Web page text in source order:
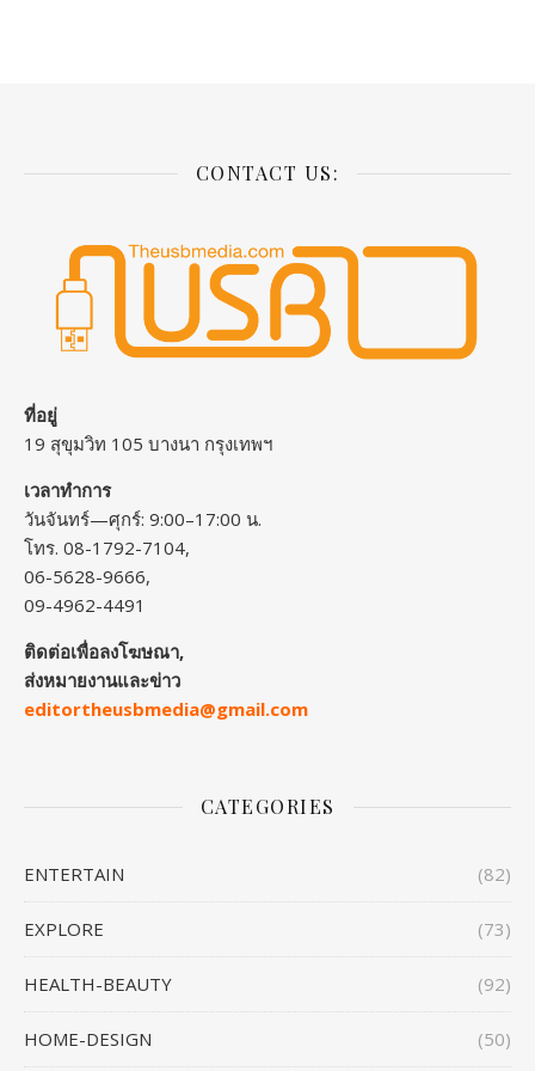
CONTACT US:
ที่อยู่
19 สุขุมวิท 105 บางนา กรุงเทพฯ
เวลาทำการ
วันจันทร์—ศุกร์: 9:00–17:00 น.
โทร. 08-1792-7104,
06-5628-9666,
09-4962-4491
ติดต่อเพื่อลงโฆษณา,
ส่งหมายงานและข่าว
editortheusbmedia@gmail.com
CATEGORIES
ENTERTAIN (82)
EXPLORE (73)
HEALTH-BEAUTY (92)
HOME-DESIGN (50)